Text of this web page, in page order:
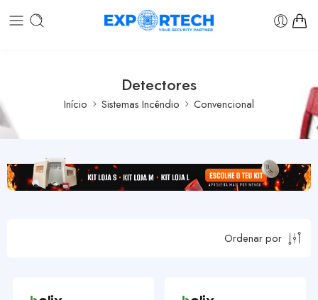
Detectores
Início Sistemas Incêndio Convencional
Ordenar por